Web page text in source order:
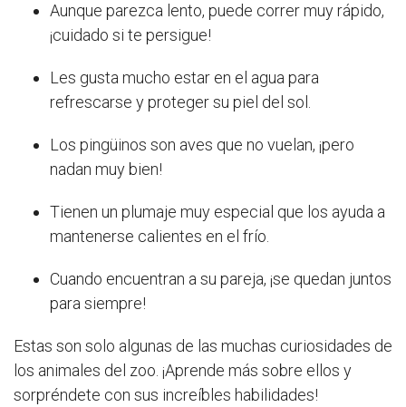
Aunque parezca lento, puede correr muy rápido,
¡cuidado si te persigue!
Les gusta mucho estar en el agua para
refrescarse y proteger su piel del sol.
Los pingüinos son aves que no vuelan, ¡pero
nadan muy bien!
Tienen un plumaje muy especial que los ayuda a
mantenerse calientes en el frío.
Cuando encuentran a su pareja, ¡se quedan juntos
para siempre!
Estas son solo algunas de las muchas curiosidades de
los animales del zoo. ¡Aprende más sobre ellos y
sorpréndete con sus increíbles habilidades!